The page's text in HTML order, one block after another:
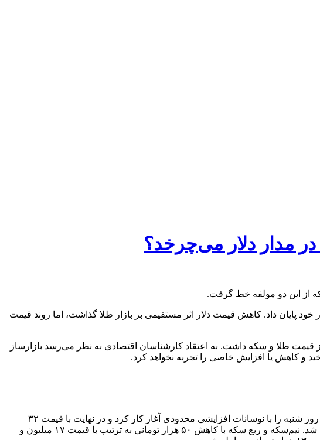
از این دو مولفه خط گرفت.
پایان داد. کاهش قیمت دلار اثر مستقیمی بر بازار طلا گذاشت، اما روند قیمت
از قیمت طلا و سکه داشت. به اعتقاد کارشناسان اقتصادی به نظر می‌رسد بازارساز
و کاهش یا افزایش خاصی را تجربه نخواهد کرد.
قیمت سکه در اولین روز هفته در سکه‌های سنگین افزایش محدودی داشت و در سایر قطعات سکه کاهشی بود. سکه امامی روز شنبه را با نوسانات افزایشی محدودی آغاز کار کرد و در نهایت با قیمت ۳۲
میلیون و ۵۸۶ هزار تومان معامله شد. سکه‌ بهار رشد ۱۵ هزار تومانی داشت و با قیمت ۲۹ میلیون و ۸۱۰ هزار تومانی معامله شد. نیم‌سکه و ربع سکه با کاهش ۵۰ هزار تومانی به ترتیب با قیمت ۱۷ میلیون و